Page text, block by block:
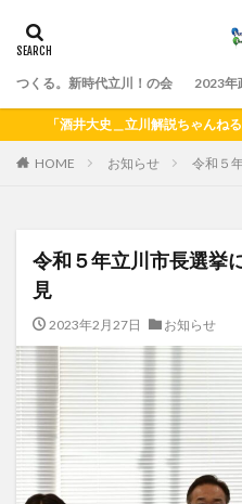
つくる。新時代立川！の会 2023年
「酒井大史＿立川解説ちゃんねる」
HOME お知らせ 令和５
令和５年立川市長選挙
見
2023年2月27日 お知らせ